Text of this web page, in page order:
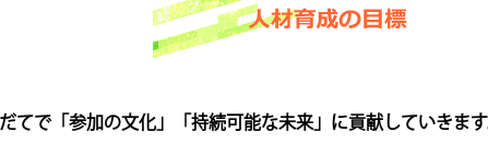
だてで「参加の文化」「持続可能な未来」に貢献していきます